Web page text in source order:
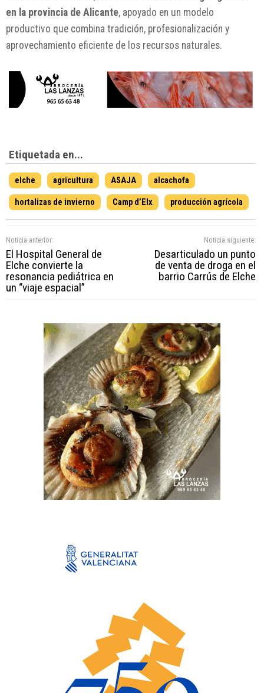
en la provincia de Alicante, apoyado en un modelo
productivo que combina tradición, profesionalización y
aprovechamiento eficiente de los recursos naturales.
Etiquetada en...
elche agricultura ASAJA alcachofa
hortalizas de invierno Camp d’Elx producción agrícola
Noticia anterior:
El Hospital General de
Elche convierte la
resonancia pediátrica en
un “viaje espacial”
Noticia siguiente:
Desarticulado un punto
de venta de droga en el
barrio Carrús de Elche